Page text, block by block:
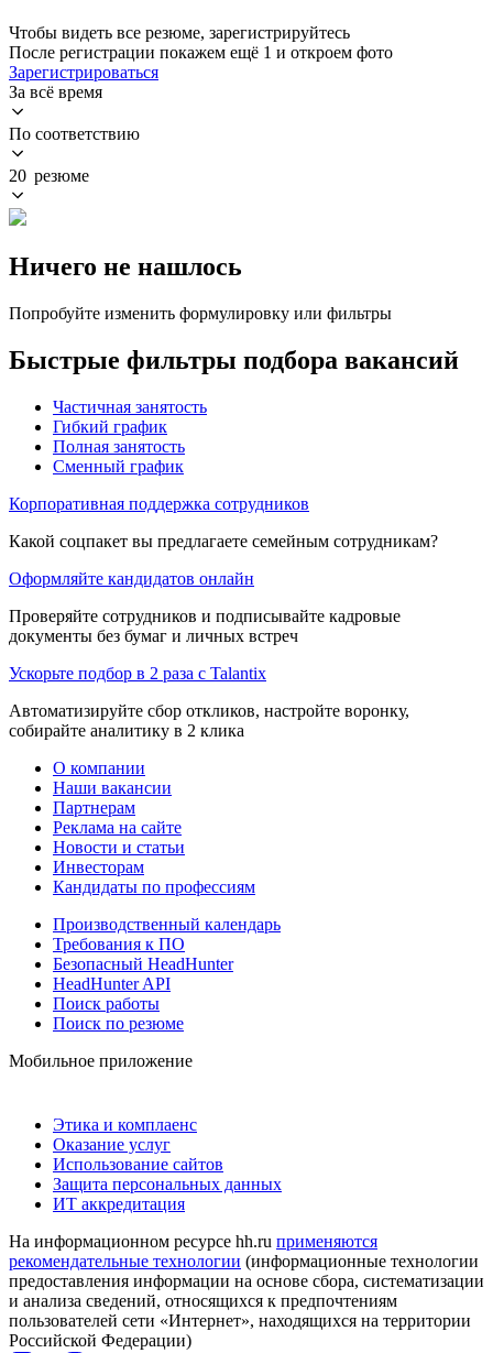
Чтобы видеть все резюме, зарегистрируйтесь
После регистрации покажем ещё 1 и откроем фото
Зарегистрироваться
За всё время
По соответствию
20 резюме
Ничего не нашлось
Попробуйте изменить формулировку или фильтры
Быстрые фильтры подбора вакансий
Частичная занятость
Гибкий график
Полная занятость
Сменный график
Корпоративная поддержка сотрудников
Какой соцпакет вы предлагаете семейным сотрудникам?
Оформляйте кандидатов онлайн
Проверяйте сотрудников и подписывайте кадровые
документы без бумаг и личных встреч
Ускорьте подбор в 2 раза с Talantix
Автоматизируйте сбор откликов, настройте воронку,
собирайте аналитику в 2 клика
О компании
Наши вакансии
Партнерам
Реклама на сайте
Новости и статьи
Инвесторам
Кандидаты по профессиям
Производственный календарь
Требования к ПО
Безопасный HeadHunter
HeadHunter API
Поиск работы
Поиск по резюме
Мобильное приложение
Этика и комплаенс
Оказание услуг
Использование сайтов
Защита персональных данных
ИТ аккредитация
На информационном ресурсе hh.ru применяются
рекомендательные технологии (информационные технологии
предоставления информации на основе сбора, систематизации
и анализа сведений, относящихся к предпочтениям
пользователей сети «Интернет», находящихся на территории
Российской Федерации)